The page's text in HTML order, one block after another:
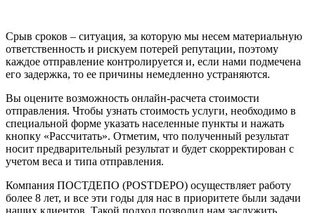
Срыв сроков – ситуация, за которую мы несем материальную
ответственность и рискуем потерей репутации, поэтому
каждое отправление контролируется и, если нами подмечена
его задержка, то ее причины немедленно устраняются.
Вы оцените возможность онлайн-расчета стоимости
отправления. Чтобы узнать стоимость услуги, необходимо в
специальной форме указать населенные пункты и нажать
кнопку «Рассчитать». Отметим, что полученный результат
носит предварительный результат и будет скорректирован с
учетом веса и типа отправления.
Компания ПОСТДЕПО (POSTDEPO) осуществляет работу
более 8 лет, и все эти годы для нас в приоритете были задачи
наших клиентов. Такой подход позволил нам заслужить